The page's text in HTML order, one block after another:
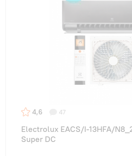
4,6 47
Electrolux EACS/I-13HFA/
Super DC